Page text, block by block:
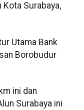
Kota Surabaya,
Utama Bank
Borobudur
ini dan
Surabaya ini